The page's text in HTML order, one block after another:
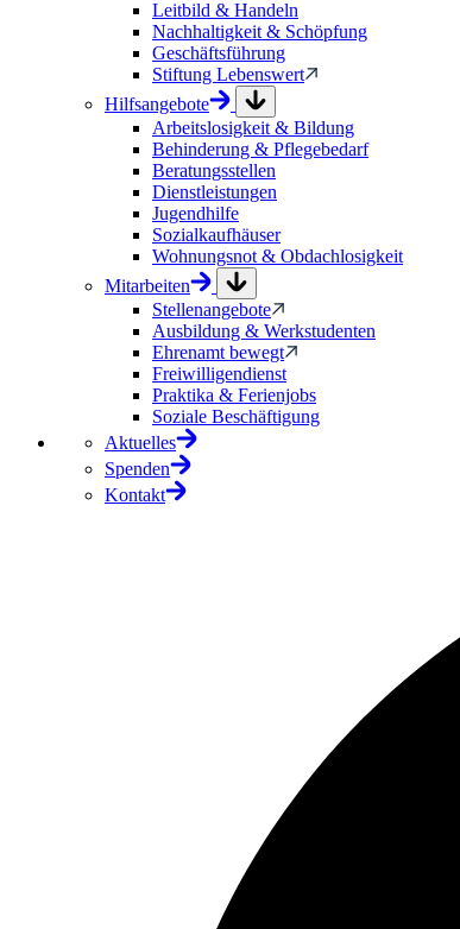
Leitbild & Handeln
Nachhaltigkeit & Schöpfung
Geschäftsführung
Stiftung Lebenswert
Hilfsangebote
Arbeitslosigkeit & Bildung
Behinderung & Pflegebedarf
Beratungsstellen
Dienstleistungen
Jugendhilfe
Sozialkaufhäuser
Wohnungsnot & Obdachlosigkeit
Mitarbeiten
Stellenangebote
Ausbildung & Werkstudenten
Ehrenamt bewegt
Freiwilligendienst
Praktika & Ferienjobs
Soziale Beschäftigung
Aktuelles
Spenden
Kontakt